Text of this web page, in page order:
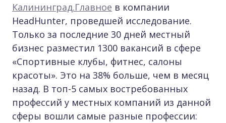
Калининград.Главное в компании
HeadHunter, проведшей исследование.
Только за последние 30 дней местный
бизнес разместил 1300 вакансий в сфере
«Спортивные клубы, фитнес, салоны
красоты». Это на 38% больше, чем в месяц
назад. В топ-5 самых востребованных
профессий у местных компаний из данной
сферы вошли самые разные профессии: